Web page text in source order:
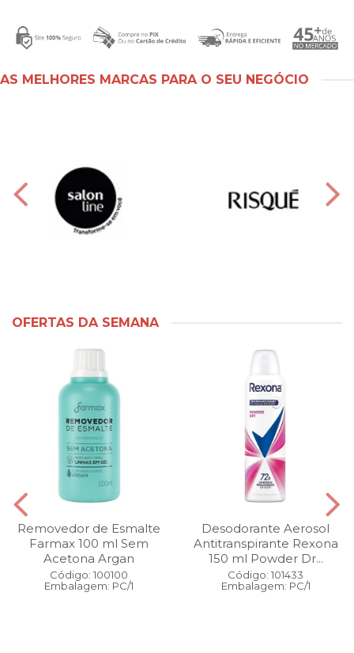
AS MELHORES MARCAS PARA O SEU NEGÓCIO
OFERTAS DA SEMANA
Removedor de Esmalte
Farmax 100 ml Sem
Acetona Argan
Código: 100100
Embalagem: PC/1
Desodorante Aerosol
Antitranspirante Rexona
150 ml Powder Dr...
Código: 101433
Embalagem: PC/1